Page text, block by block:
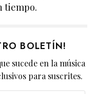
tiempo.
BOLETÍN!
sucede en la música
para suscrites.